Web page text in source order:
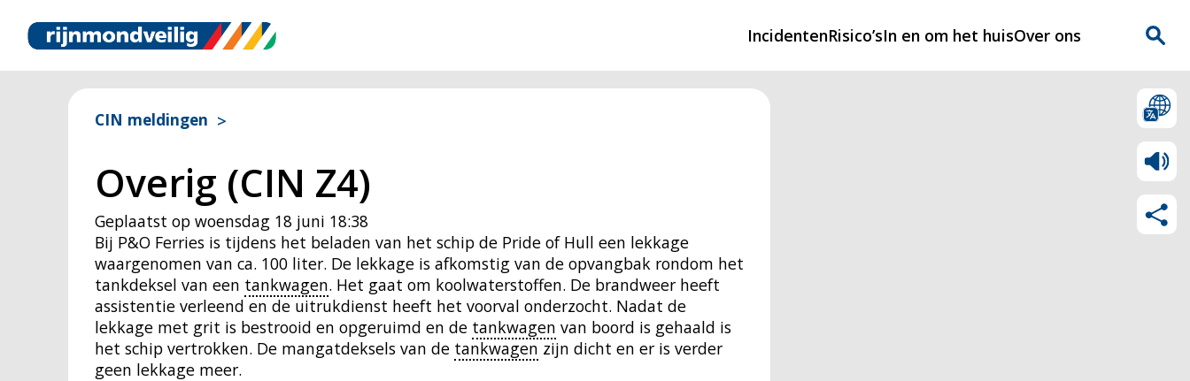
Incidenten
Overzicht incidenten
Risico’sIn en om het huisOver ons
CIN meldingen
Overig (CIN Z4)
Geplaatst op woensdag 18 juni 18:38
Bij P&O Ferries is tijdens het beladen van het schip de Pride of Hull een lekkage
waargenomen van ca. 100 liter. De lekkage is afkomstig van de opvangbak rondom het
tankdeksel van een tankwagen. Het gaat om koolwaterstoffen. De brandweer heeft
assistentie verleend en de uitrukdienst heeft het voorval onderzocht. Nadat de
lekkage met grit is bestrooid en opgeruimd en de tankwagen van boord is gehaald is
het schip vertrokken. De mangatdeksels van de tankwagen zijn dicht en er is verder
geen lekkage meer.